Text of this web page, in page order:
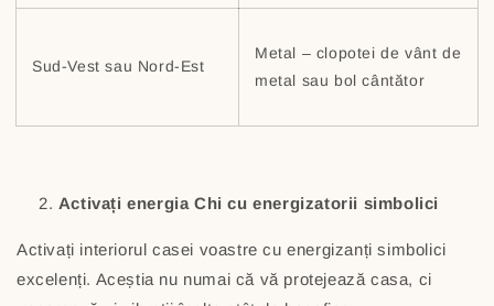
Sud-Vest sau Nord-Est
Metal – clopotei de vânt de
metal sau bol cântător
Activați energia Chi cu energizatorii simbolici
Activați interiorul casei voastre cu energizanți simbolici
excelenți. Aceștia nu numai că vă protejează casa, ci